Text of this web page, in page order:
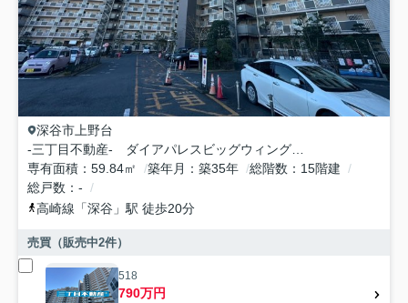
深谷市 上野台
専有面積
59.84㎡ 築年月 築35年 総階数
15階建
総戸数
-
高崎線 「深谷 」駅 徒歩20分
売買（販売中2件）
518
790万円